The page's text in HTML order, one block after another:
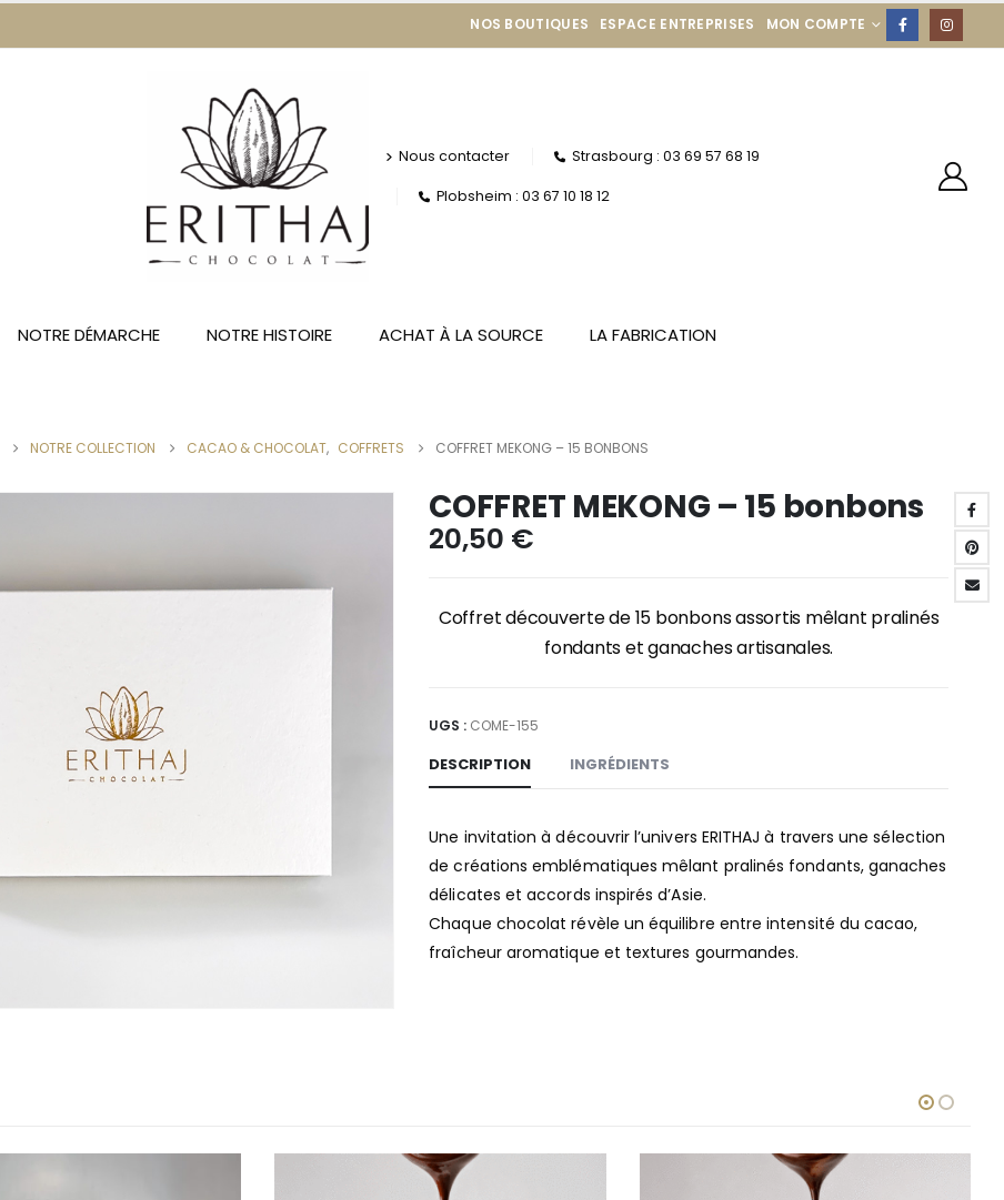
NOS BOUTIQUES ESPACE ENTREPRISES MON COMPTE
Nous contacter Strasbourg : 03 69 57 68 19
Plobsheim : 03 67 10 18 12
NOTRE DÉMARCHE NOTRE HISTOIRE ACHAT À LA SOURCE LA FABRICATION
NOTRE COLLECTION CACAO & CHOCOLAT, COFFRETS COFFRET MEKONG – 15 BONBONS
COFFRET MEKONG – 15 bonbons
20,50 €
Coffret découverte de 15 bonbons assortis mêlant pralinés
fondants et ganaches artisanales.
UGS : COME-155
DESCRIPTION INGRÉDIENTS
Une invitation à découvrir l’univers ERITHAJ à travers une sélection
de créations emblématiques mêlant pralinés fondants, ganaches
délicates et accords inspirés d’Asie.
Chaque chocolat révèle un équilibre entre intensité du cacao,
fraîcheur aromatique et textures gourmandes.